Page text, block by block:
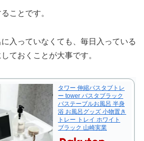
ことです。
入っていなくても、毎日入っている
ておくことが大事です。
タワー 伸縮バスタブトレ
ー tower バスタブラック
バステーブルお風呂 半身
浴 お風呂グッズ 小物置き
トレー トレイ ホワイト
ブラック 山崎実業